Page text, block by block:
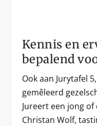
Kennis en
bepalend
Ook aan Jurytafel
gemêleerd
Jureert een jong
Christan Wolf,